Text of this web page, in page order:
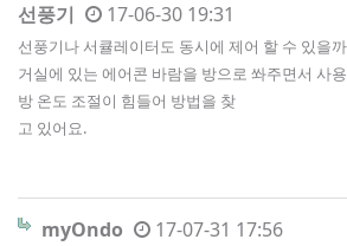
선풍기 17-06-30 19:31
선풍기나 서큘레이터도 동시에 제어 할 수 있을
거실에 있는 에어콘 바람을 방으로 쏴주면서 사
방 온도 조절이 힘들어 방법을 찾
고 있어요.
myOndo 17-07-31 17:56